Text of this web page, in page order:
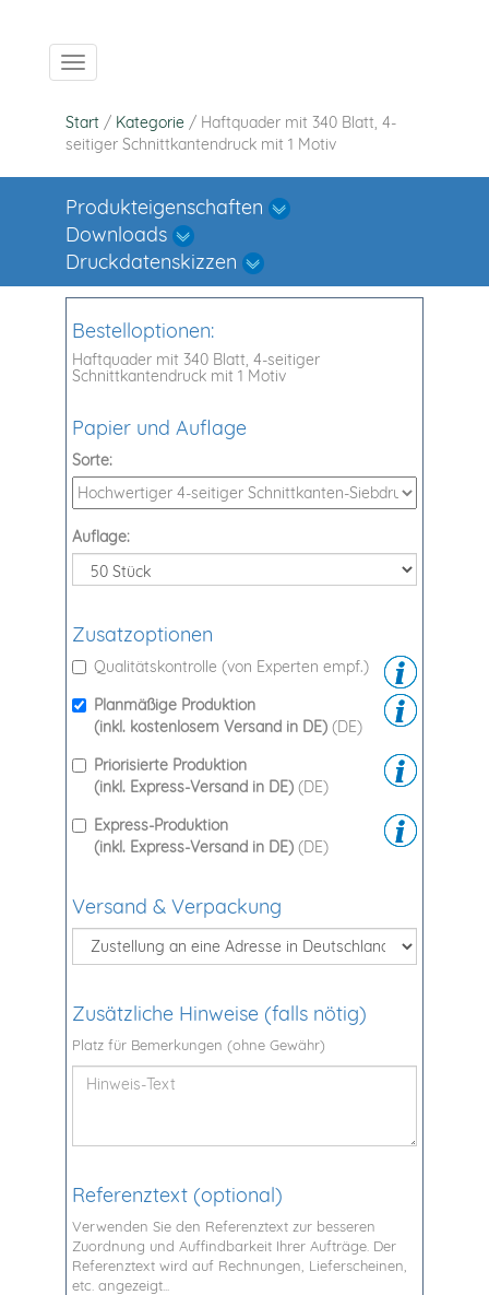
Navigation ein-/ausblenden
Start / Kategorie / Haftquader mit 340 Blatt, 4-
seitiger Schnittkantendruck mit 1 Motiv
Produkteigenschaften
Downloads
Druckdatenskizzen
Bestelloptionen:
Haftquader mit 340 Blatt, 4-seitiger
Schnittkantendruck mit 1 Motiv
Papier und Auflage
Sorte:
Auflage:
Zusatzoptionen
Qualitätskontrolle (von Experten empf.)
Planmäßige Produktion
(inkl. kostenlosem Versand in DE)(DE)
Priorisierte Produktion
(inkl. Express-Versand in DE)(DE)
Express-Produktion
(inkl. Express-Versand in DE)(DE)
Versand & Verpackung
Zusätzliche Hinweise (falls nötig)
Platz für Bemerkungen (ohne Gewähr)
Referenztext (optional)
Verwenden Sie den Referenztext zur besseren
Zuordnung und Auffindbarkeit Ihrer Aufträge. Der
Referenztext wird auf Rechnungen, Lieferscheinen,
etc. angezeigt...